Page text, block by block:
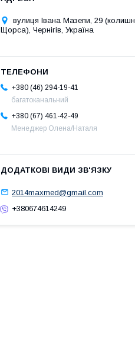
вулиця Івана Мазепи, 29
Щорса), Чернігів, Україна
+380 (46) 294-19-41
багатоканальний
+380 (67) 461-42-49
Менеджер Олена/Наталя
2014maxmed@gmail.com
+380674614249